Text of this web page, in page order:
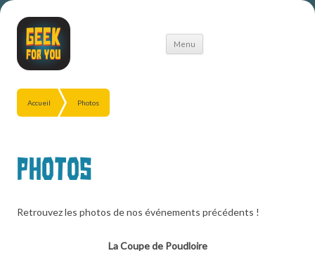
Menu
Aller
Accueil Photos
Photos
Retrouvez les photos de nos événements précédents !
La Coupe de Poudloire